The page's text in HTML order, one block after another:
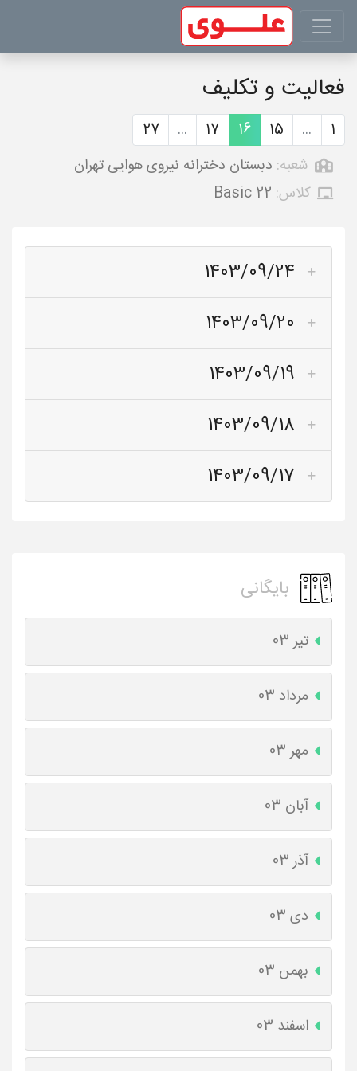
فعالیت و تکلیف
1
...
15
16
17
...
27
شعبه: دبستان دخترانه نیروی هوایی تهران
کلاس: Basic 22
1403/09/24
1403/09/20
1403/09/19
1403/09/18
1403/09/17
بایگانی
تیر 03
مرداد 03
مهر 03
آبان 03
آذر 03
دی 03
بهمن 03
اسفند 03